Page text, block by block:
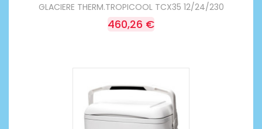
GLACIERE THERM.TROPICOOL TCX35 12/24/230
460,26 €